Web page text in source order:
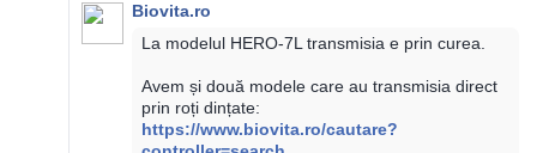
Biovita.ro
La modelul HERO-7L transmisia e prin curea.
Avem și două modele care au transmisia direct
prin roți dințate:
https://www.biovita.ro/cautare?